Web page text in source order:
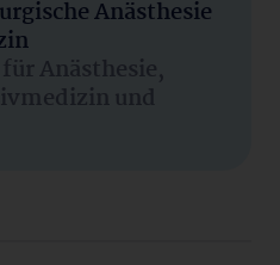
Anästhesie
Anästhesie,
und